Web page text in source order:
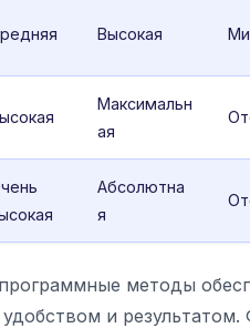
Высокая
Максимальн
ая
Абсолютна
я
методы
и результатом.